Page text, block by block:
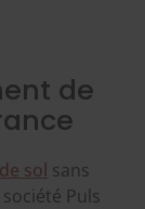
de
sol sans
Puls